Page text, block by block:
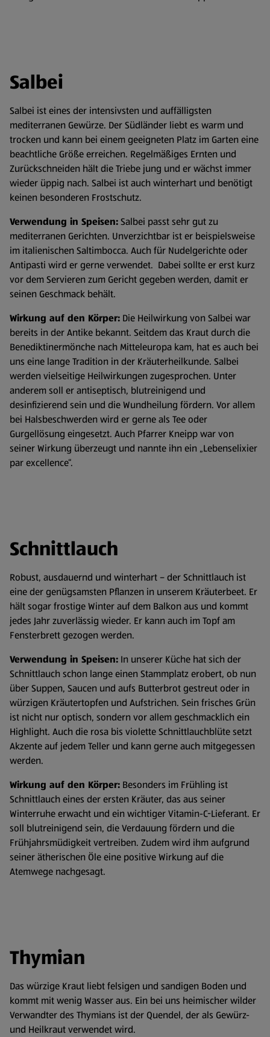
Salbei
Salbei ist eines der intensivsten und auffälligsten
mediterranen Gewürze. Der Südländer liebt es warm und
trocken und kann bei einem geeigneten Platz im Garten eine
beachtliche Größe erreichen. Regelmäßiges Ernten und
Zurückschneiden hält die Triebe jung und er wächst immer
wieder üppig nach. Salbei ist auch winterhart und benötigt
keinen besonderen Frostschutz.
Verwendung in Speisen:Salbei passt sehr gut zu
mediterranen Gerichten. Unverzichtbar ist er beispielsweise
im italienischen Saltimbocca. Auch für Nudelgerichte oder
Antipasti wird er gerne verwendet. Dabei sollte er erst kurz
vor dem Servieren zum Gericht gegeben werden, damit er
seinen Geschmack behält.
Wirkung auf den Körper: Die Heilwirkung von Salbei war
bereits in der Antike bekannt. Seitdem das Kraut durch die
Benediktinermönche nach Mitteleuropa kam, hat es auch bei
uns eine lange Tradition in der Kräuterheilkunde. Salbei
werden vielseitige Heilwirkungen zugesprochen. Unter
anderem soll er antiseptisch, blutreinigend und
desinfizierend sein und die Wundheilung fördern. Vor allem
bei Halsbeschwerden wird er gerne als Tee oder
Gurgellösung eingesetzt. Auch Pfarrer Kneipp war von
seiner Wirkung überzeugt und nannte ihn ein „Lebenselixier
par excellence“.
Schnittlauch
Robust, ausdauernd und winterhart – der Schnittlauch ist
eine der genügsamsten Pflanzen in unserem Kräuterbeet. Er
hält sogar frostige Winter auf dem Balkon aus und kommt
jedes Jahr zuverlässig wieder. Er kann auch im Topf am
Fensterbrett gezogen werden.
Verwendung in Speisen: In unserer Küche hat sich der
Schnittlauch schon lange einen Stammplatz erobert, ob nun
über Suppen, Saucen und aufs Butterbrot gestreut oder in
würzigen Kräutertopfen und Aufstrichen. Sein frisches Grün
ist nicht nur optisch, sondern vor allem geschmacklich ein
Highlight. Auch die rosa bis violette Schnittlauchblüte setzt
Akzente auf jedem Teller und kann gerne auch mitgegessen
werden.
Wirkung auf den Körper: Besonders im Frühling ist
Schnittlauch eines der ersten Kräuter, das aus seiner
Winterruhe erwacht und ein wichtiger Vitamin-C-Lieferant. Er
soll blutreinigend sein, die Verdauung fördern und die
Frühjahrsmüdigkeit vertreiben. Zudem wird ihm aufgrund
seiner ätherischen Öle eine positive Wirkung auf die
Atemwege nachgesagt.
Thymian
Das würzige Kraut liebt felsigen und sandigen Boden und
kommt mit wenig Wasser aus. Ein bei uns heimischer wilder
Verwandter des Thymians ist der Quendel, der als Gewürz-
und Heilkraut verwendet wird.